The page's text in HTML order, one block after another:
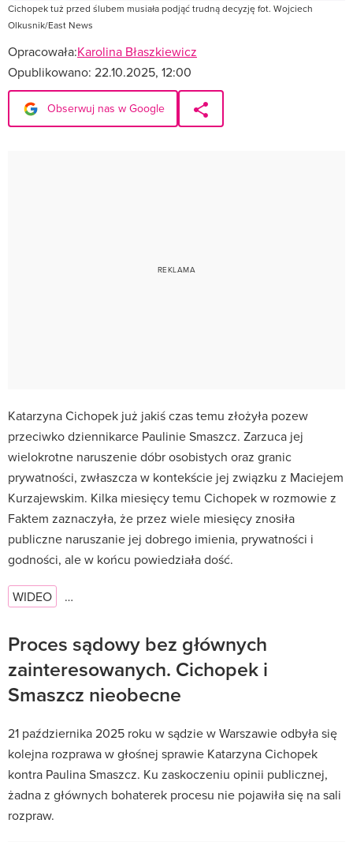
Cichopek tuż przed ślubem musiała podjąć trudną decyzję fot. Wojciech
Olkusnik/East News
Opracowała:Karolina Błaszkiewicz
Opublikowano: 22.10.2025, 12:00
Obserwuj nas w Google
Katarzyna Cichopek już jakiś czas temu złożyła pozew
przeciwko dziennikarce Paulinie Smaszcz. Zarzuca jej
wielokrotne naruszenie dóbr osobistych oraz granic
prywatności, zwłaszcza w kontekście jej związku z Maciejem
Kurzajewskim. Kilka miesięcy temu Cichopek w rozmowie z
Faktem zaznaczyła, że przez wiele miesięcy znosiła
publiczne naruszanie jej dobrego imienia, prywatności i
godności, ale w końcu powiedziała dość.
WIDEO …
Proces sądowy bez głównych
zainteresowanych. Cichopek i
Smaszcz nieobecne
21 października 2025 roku w sądzie w Warszawie odbyła się
kolejna rozprawa w głośnej sprawie Katarzyna Cichopek
kontra Paulina Smaszcz. Ku zaskoczeniu opinii publicznej,
żadna z głównych bohaterek procesu nie pojawiła się na sali
rozpraw.